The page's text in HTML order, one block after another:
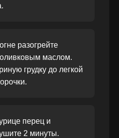
разогрейте
маслом.
грудку до легкой
перец и
2 минуты.